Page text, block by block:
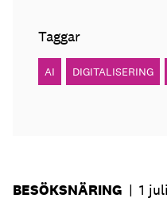
Taggar
AI DIGITALISERING
BESÖKSNÄRING | 1